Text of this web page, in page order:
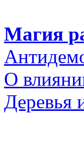
Магия
О
Деревья